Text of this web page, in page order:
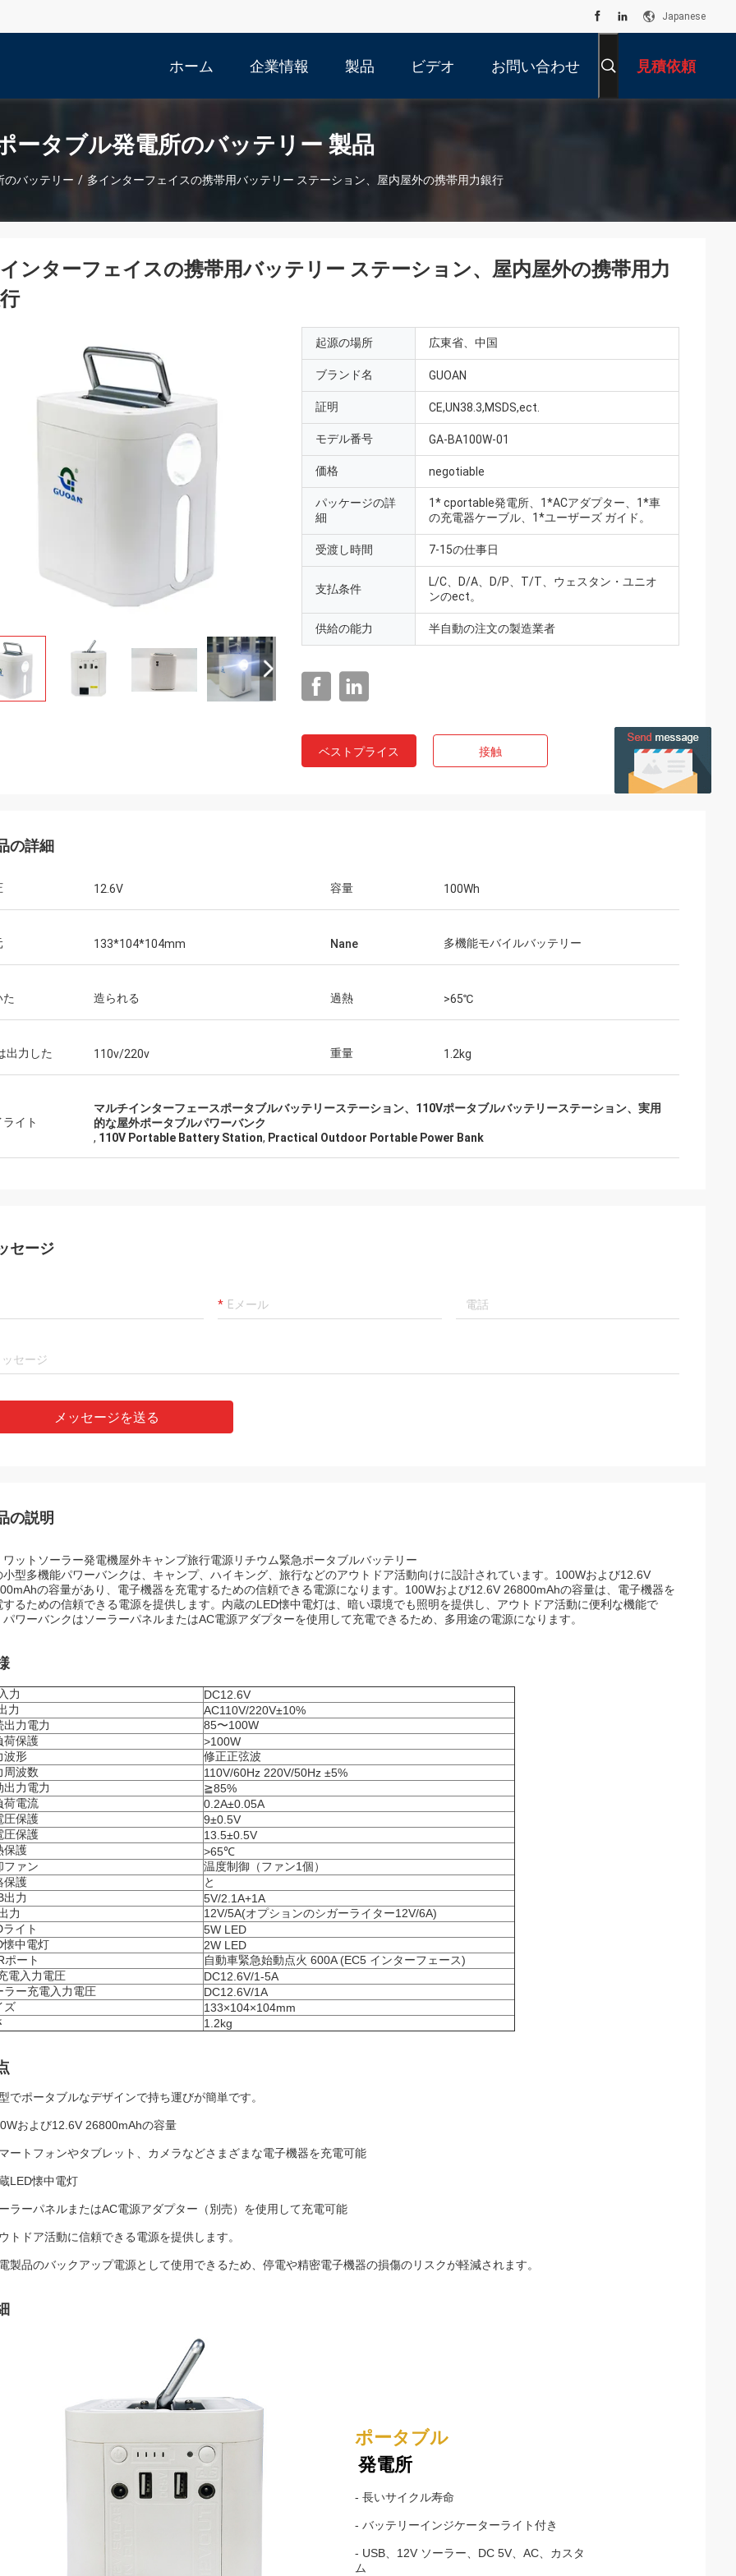
Japanese
ホーム 企業情報 製品 ビデオ お問い合わせ 見積依頼
ータブル発電所のバッテリー 製品
のバッテリー / 多インターフェイスの携帯用バッテリー ステーション、屋内屋外の携帯用力銀行
ンターフェイスの携帯用バッテリー ステーション、屋内屋外の携帯用力
起源の場所 広東省、中国
ブランド名 GUOAN
証明 CE,UN38.3,MSDS,ect.
モデル番号 GA-BA100W-01
価格 negotiable
パッケージの詳
細
1* cportable発電所、1*ACアダプター、1*車
の充電器ケーブル、1*ユーザーズ ガイド。
受渡し時間 7-15の仕事日
支払条件
L/C、D/A、D/P、T/T、ウェスタン・ユニオ
ンのect。
供給の能力 半自動の注文の製造業者
ベストプライス 接触
の詳細
12.6V 容量 100Wh
133*104*104mm Nane 多機能モバイルバッテリー
た 造られる 過熱 >65℃
出力した 110v/220v 重量 1.2kg
イト
マルチインターフェースポータブルバッテリーステーション、110Vポータブルバッテリーステーション、実用
的な屋外ポータブルパワーバンク
, 110V Portable Battery Station, Practical Outdoor Portable Power Bank
セージ
メッセージを送る
の説明
ワットソーラー発電機屋外キャンプ旅行電源リチウム緊急ポータブルバッテリー
小型多機能パワーバンクは、キャンプ、ハイキング、旅行などのアウトドア活動向けに設計されています。100Wおよび12.6V
の容量があり、電子機器を充電するための信頼できる電源になります。100Wおよび12.6V 26800mAhの容量は、電子機器を
するための信頼できる電源を提供します。内蔵のLED懐中電灯は、暗い環境でも照明を提供し、アウトドア活動に便利な機能で
パワーバンクはソーラーパネルまたはAC電源アダプターを使用して充電できるため、多用途の電源になります。
力
DC12.6V
力
AC110V/220V±10%
出力電力
85〜100W
荷保護
>100W
波形
修正正弦波
周波数
110V/60Hz 220V/50Hz ±5%
出力電力
≧85%
荷電流
0.2A±0.05A
圧保護
9±0.5V
圧保護
13.5±0.5V
保護
>65℃
ファン
温度制御（ファン1個）
保護
と
出力
5V/2.1A+1A
力
12V/5A(オプションのシガーライター12V/6A)
ライト
5W LED
懐中電灯
2W LED
ポート
自動車緊急始動点火 600A (EC5 インターフェース)
電入力電圧
DC12.6V/1-5A
ラー充電入力電圧
DC12.6V/1A
ズ
133×104×104mm
1.2kg
でポータブルなデザインで持ち運びが簡単です。
および12.6V 26800mAhの容量
ートフォンやタブレット、カメラなどさまざまな電子機器を充電可能
LED懐中電灯
ラーパネルまたはAC電源アダプター（別売）を使用して充電可能
トドア活動に信頼できる電源を提供します。
製品のバックアップ電源として使用できるため、停電や精密電子機器の損傷のリスクが軽減されます。
ポータブル
発電所
- 長いサイクル寿命
- バッテリーインジケーターライト付き
- USB、12V ソーラー、DC 5V、AC、カスタ
ム